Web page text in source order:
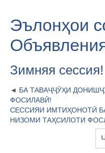
Эълонҳои
Зимняя сессия!
БА ТАВАҶҶӮҲИ
ФОСИЛАВӢ!
СЕССИЯИ ИМТИҲОНОТӢ
НИЗОМИ ТАҲСИЛОТИ